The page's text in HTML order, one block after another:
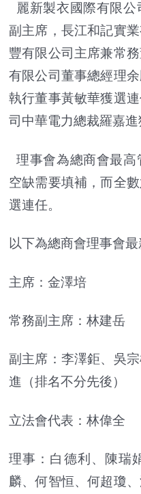
麗新製衣國際有限
副主席，長江和記實
豐有限公司主席兼常
有限公司董事總經理
執行董事黃敏華獲選
司中華電力總裁羅嘉進
理事會為總商會最
空缺需要填補，而全
選連任。
以下為總商會理事會最
主席：金澤培
常務副主席：林建岳
副主席：李澤鉅、吳
進（排名不分先後）
立法會代表：林偉全
理事：白德利、陳瑞
麟、何智恒、何超瓊